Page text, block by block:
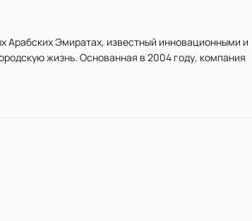
Арабских Эмиратах, известный инновационными и
жизнь. Основанная в 2004 году, компания